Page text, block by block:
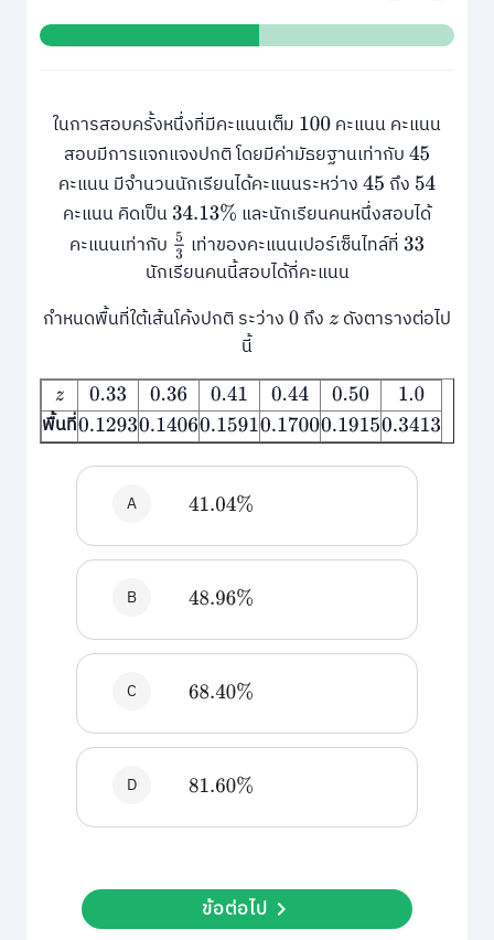
ในการสอบครั้งหนึ่งที่มีคะแนนเต็ม 100คะแนน คะแนน
สอบมีการแจกแจงปกติ โดยมีค่ามัธยฐานเท่ากับ45
คะแนน มีจำนวนนักเรียนได้คะแนนระหว่าง45 ถึง 54
คะแนน คิดเป็น34.13% และนักเรียนคนหนึ่งสอบได้
คะแนนเท่ากับ 53เท่าของคะแนนเปอร์เซ็นไทล์ที่33
นักเรียนคนนี้สอบได้กี่คะแนน
กำหนดพื้นที่ใต้เส้นโค้งปกติ ระว่าง0ถึงz ดังตารางต่อไป
นี้
z
0.33 0.36 0.41 0.44 0.50
1.0
พื้นที่0.12930.14060.15910.17000.19150.3413
A 41.04%
B 48.96%
C 68.40%
D 81.60%
ข้อต่อไป